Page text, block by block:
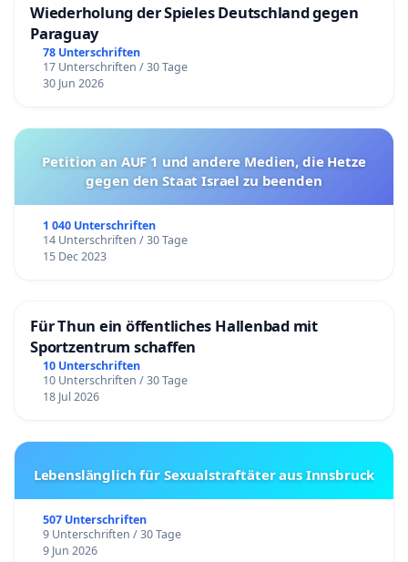
Wiederholung der Spieles Deutschland gegen
Paraguay
78 Unterschriften
17 Unterschriften / 30 Tage
30 Jun 2026
Petition an AUF 1 und andere Medien, die Hetze
gegen den Staat Israel zu beenden
1 040 Unterschriften
14 Unterschriften / 30 Tage
15 Dec 2023
Für Thun ein öffentliches Hallenbad mit
Sportzentrum schaffen
10 Unterschriften
10 Unterschriften / 30 Tage
18 Jul 2026
Lebenslänglich für Sexualstraftäter aus Innsbruck
507 Unterschriften
9 Unterschriften / 30 Tage
9 Jun 2026